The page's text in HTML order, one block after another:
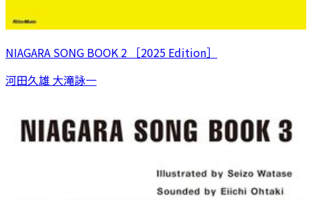
NIAGARA SONG BOOK 2 ［2025 Edition］
河田久雄 大滝詠一